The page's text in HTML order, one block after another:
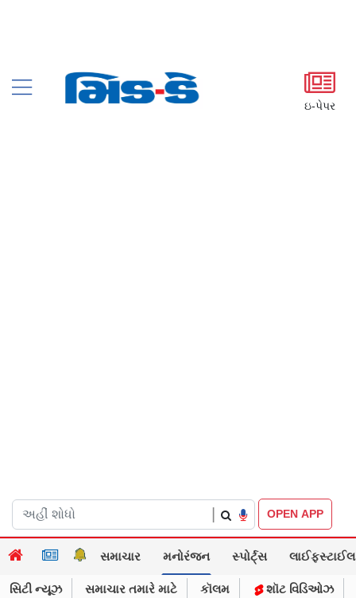
ઇ-પેપર
OPEN APP
સમાચાર મનોરંજન સ્પોર્ટ્સ લાઈફસ્ટાઈલ
સિટી ન્યૂઝ સમાચાર તમારે માટે કૉલમ શૉટ વિડિઓઝ